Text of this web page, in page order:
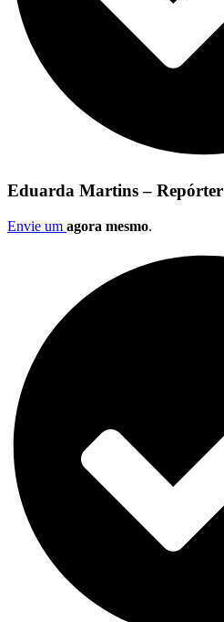
Eduarda Martins – Repórter
Envie um agora mesmo.